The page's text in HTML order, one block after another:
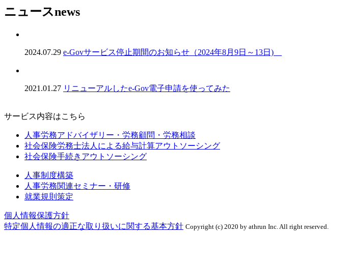
ニュースnews
2024.07.29 e-Govサービス停止期間のお知らせ（2024年8月9日～13日)
2021.01.27 リニューアルしたe-Gov電子申請を使ってみた
サービス内容はこちら
人事労務アドバイザリー・労務顧問・労務相談
社会保険労務士法人による給与計算アウトソーシング
社会保険手続きアウトソーシング
人事制度構築
人事労務関連セミナー・研修
就業規則策定
個人情報保護方針
特定個人情報の適正な取り扱いに関する基本方針 Copyright (c) 2020 by athrun Inc. All right reserved.